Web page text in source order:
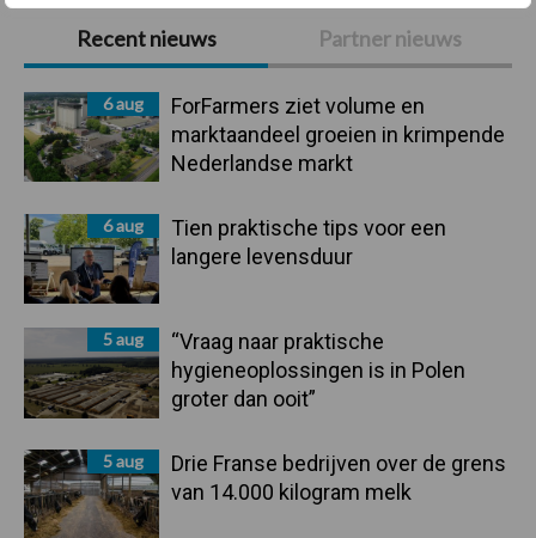
Primaire
Sidebar
Recent nieuws Partner nieuws
6 aug
ForFarmers ziet volume en
marktaandeel groeien in krimpende
Nederlandse markt
6 aug
Tien praktische tips voor een
langere levensduur
5 aug
“Vraag naar praktische
hygieneoplossingen is in Polen
groter dan ooit”
5 aug
Drie Franse bedrijven over de grens
van 14.000 kilogram melk